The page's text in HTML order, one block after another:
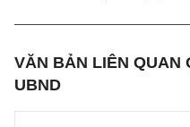
VĂN BẢN LIÊN QUAN
UBND